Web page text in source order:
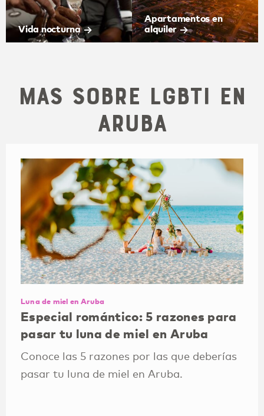
Vida nocturna
Apartamentos en
alquiler
Mas sobre LGBTI en
Aruba
Luna de miel en Aruba
Especial romántico: 5 razones para
pasar tu luna de miel en Aruba
Conoce las 5 razones por las que deberías
pasar tu luna de miel en Aruba.